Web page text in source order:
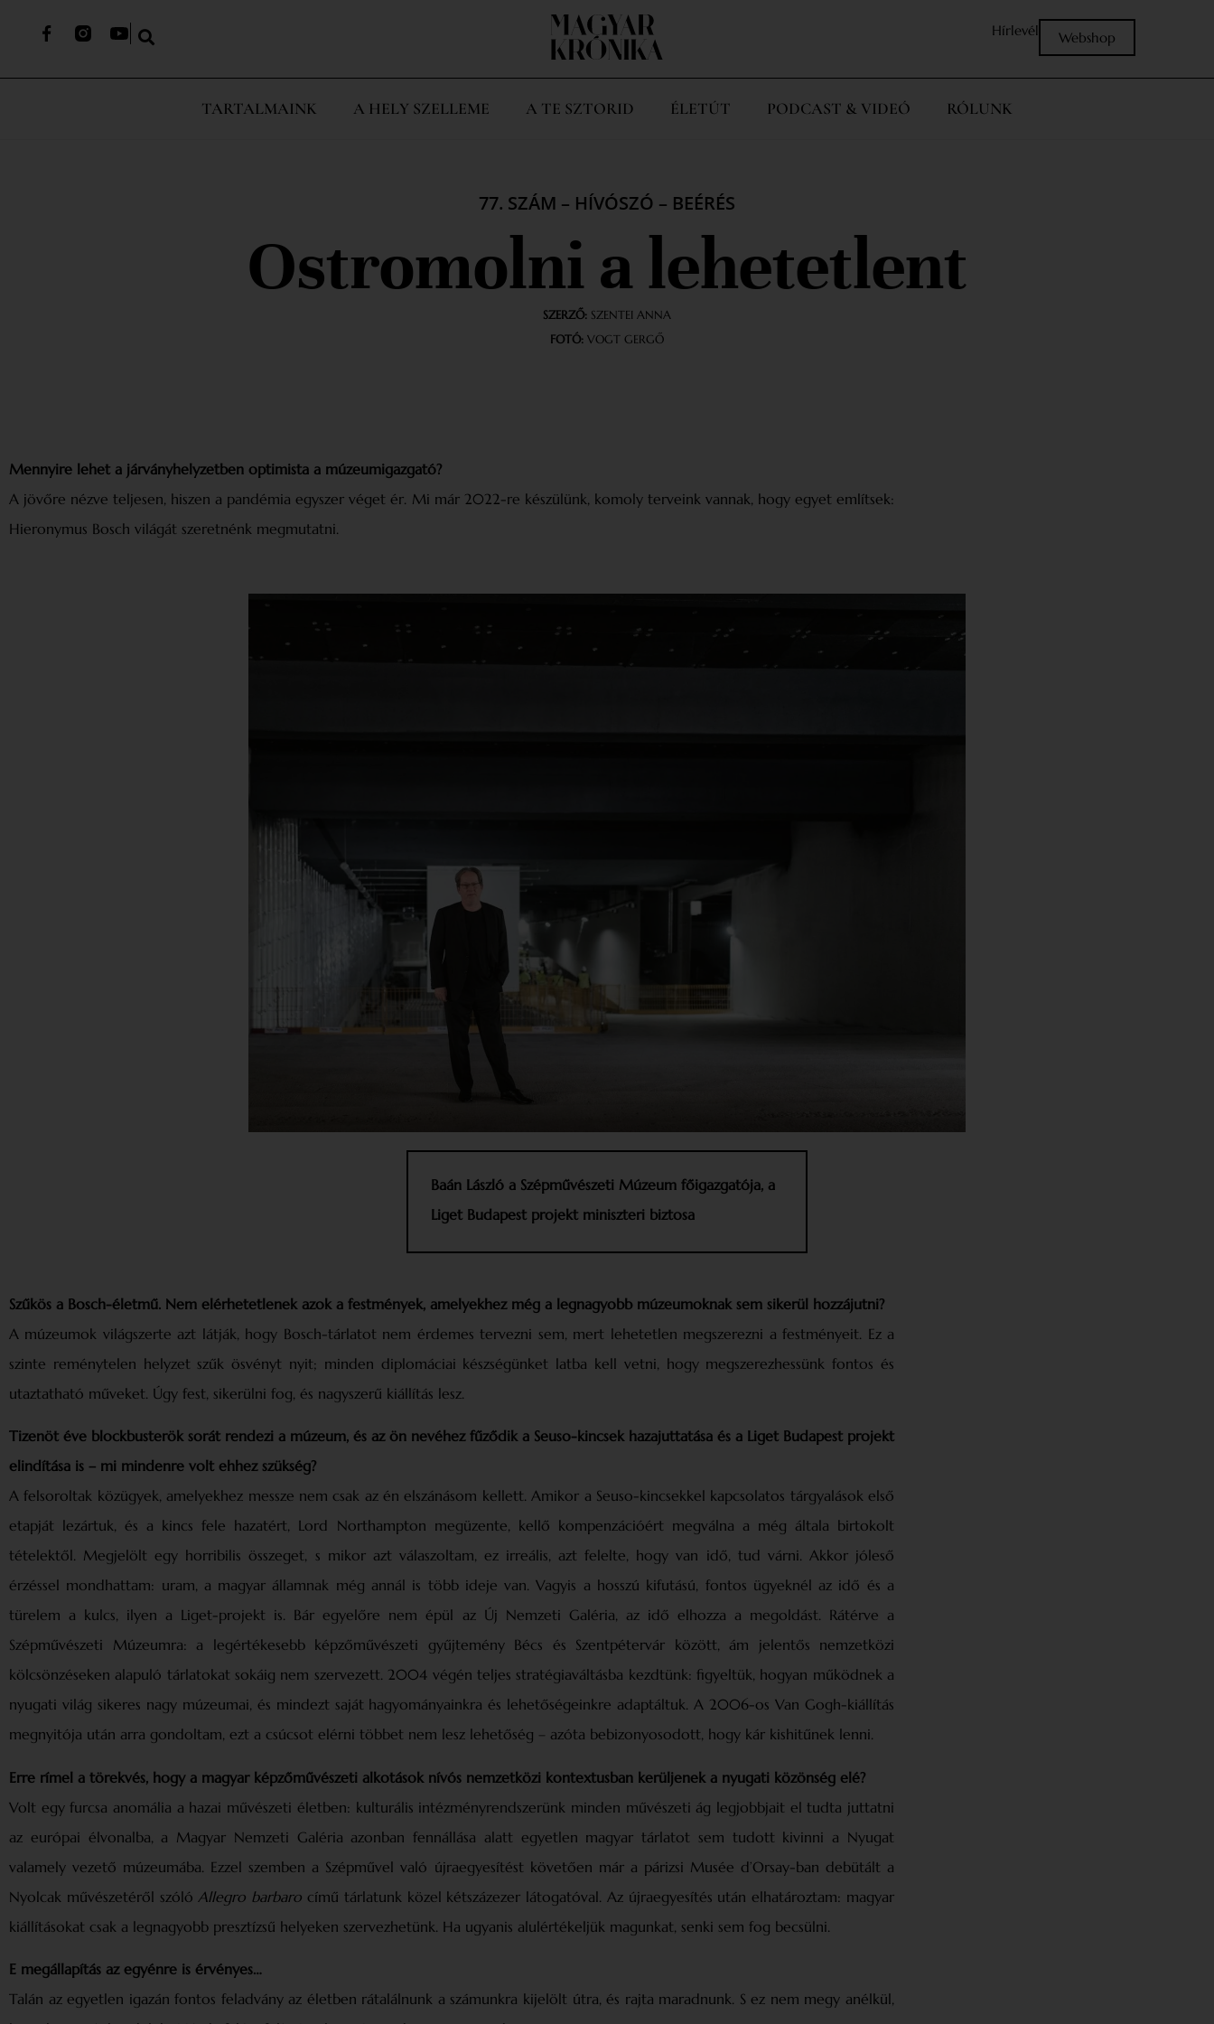
Hírlevél Webshop
TARTALMAINK A HELY SZELLEME A TE SZTORID ÉLETÚT PODCAST & VIDEÓ RÓLUNK
77. SZÁM – HÍVÓSZÓ – BEÉRÉS
Ostromolni a lehetetlent
SZERZŐ: SZENTEI ANNA
FOTÓ: VOGT GERGŐ
Mennyire lehet a járványhelyzetben optimista a múzeumigazgató?
A jövőre nézve teljesen, hiszen a pandémia egyszer véget ér. Mi már 2022-re készülünk, komoly terveink vannak, hogy egyet említsek:
Hieronymus Bosch világát szeretnénk megmutatni.
Baán László a Szépművészeti Múzeum főigazgatója, a
Liget Budapest projekt miniszteri biztosa
Szűkös a Bosch-életmű. Nem elérhetetlenek azok a festmények, amelyekhez még a legnagyobb múzeumoknak sem sikerül hozzájutni?
A múzeumok világszerte azt látják, hogy Bosch-tárlatot nem érdemes tervezni sem, mert lehetetlen megszerezni a festményeit. Ez a
szinte reménytelen helyzet szűk ösvényt nyit; minden diplomáciai készségünket latba kell vetni, hogy megszerezhessünk fontos és
utaztatható műveket. Úgy fest, sikerülni fog, és nagyszerű kiállítás lesz.
Tizenöt éve blockbusterök sorát rendezi a múzeum, és az ön nevéhez fűződik a Seuso-kincsek hazajuttatása és a Liget Budapest projekt
elindítása is – mi mindenre volt ehhez szükség?
A felsoroltak közügyek, amelyekhez messze nem csak az én elszánásom kellett. Amikor a Seuso-kincsekkel kapcsolatos tárgyalások első
etapját lezártuk, és a kincs fele hazatért, Lord Northampton megüzente, kellő kompenzációért megválna a még általa birtokolt
tételektől. Megjelölt egy horribilis összeget, s mikor azt válaszoltam, ez irreális, azt felelte, hogy van idő, tud várni. Akkor jóleső
érzéssel mondhattam: uram, a magyar államnak még annál is több ideje van. Vagyis a hosszú kifutású, fontos ügyeknél az idő és a
türelem a kulcs, ilyen a Liget-projekt is. Bár egyelőre nem épül az Új Nemzeti Galéria, az idő elhozza a megoldást. Rátérve a
Szépművészeti Múzeumra: a legértékesebb képzőművészeti gyűjtemény Bécs és Szentpétervár között, ám jelentős nemzetközi
kölcsönzéseken alapuló tárlatokat sokáig nem szervezett. 2004 végén teljes stratégiaváltásba kezdtünk: figyeltük, hogyan működnek a
nyugati világ sikeres nagy múzeumai, és mindezt saját hagyományainkra és lehetőségeinkre adaptáltuk. A 2006-os Van Gogh-kiállítás
megnyitója után arra gondoltam, ezt a csúcsot elérni többet nem lesz lehetőség – azóta bebizonyosodott, hogy kár kishitűnek lenni.
Erre rímel a törekvés, hogy a magyar képzőművészeti alkotások nívós nemzetközi kontextusban kerüljenek a nyugati közönség elé?
Volt egy furcsa anomália a hazai művészeti életben: kulturális intézményrendszerünk minden művészeti ág legjobbjait el tudta juttatni
az európai élvonalba, a Magyar Nemzeti Galéria azonban fennállása alatt egyetlen magyar tárlatot sem tudott kivinni a Nyugat
valamely vezető múzeumába. Ezzel szemben a Szépművel való újraegyesítést követően már a párizsi Musée d’Orsay-ban debütált a
Nyolcak művészetéről szóló Allegro barbaro című tárlatunk közel kétszázezer látogatóval. Az újraegyesítés után elhatároztam: magyar
kiállításokat csak a legnagyobb presztízsű helyeken szervezhetünk. Ha ugyanis alulértékeljük magunkat, senki sem fog becsülni.
E megállapítás az egyénre is érvényes…
Talán az egyetlen igazán fontos feladvány az életben rátalálnunk a számunkra kijelölt útra, és rajta maradnunk. S ez nem megy anélkül,